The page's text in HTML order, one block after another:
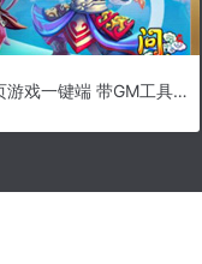
问仙单机版 问仙网页游戏一键端 带GM工具和视频教程 天羽版